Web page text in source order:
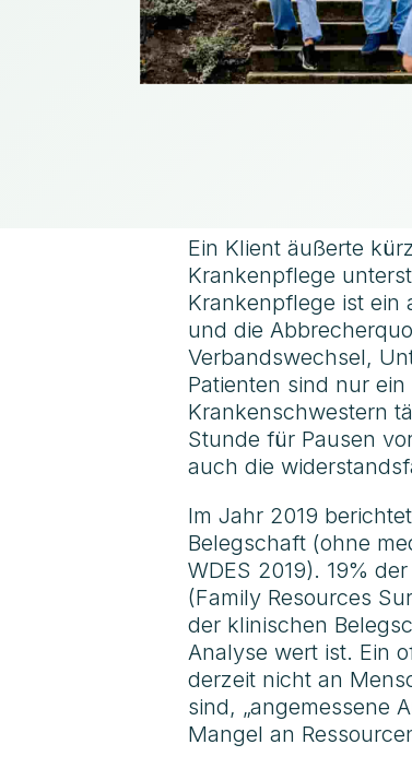
Ein Klient äußerte
Krankenpflege
Krankenpflege ist ein
und die
Verbandswechsel,
Patienten sind nur
Krankenschwestern
Stunde für Pausen
auch die
Im Jahr 2019
Belegschaft (ohne
WDES 2019). 19%
(Family Resources
der klinischen
Analyse wert ist. Ein
derzeit nicht an
sind, „angemessene
Mangel an